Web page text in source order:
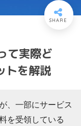
て実際ど
トを解説
、一部にサービス
を受領している